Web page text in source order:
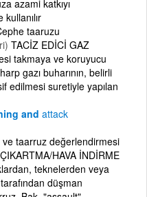
azami katkıyı
taaruzu
TACİZ EDİCİ GAZ
takmaya ve koruyucu
gazı buharının, belirli
edilmesi suretiyle yapılan
and attack
taarruz değerlendirmesi
ÇIKARTMA/HAVA İNDİRME
teknelerden veya
düşman